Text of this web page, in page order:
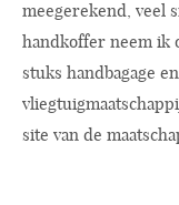
meegerekend, veel
handkoffer neem ik
stuks handbagage
site van de